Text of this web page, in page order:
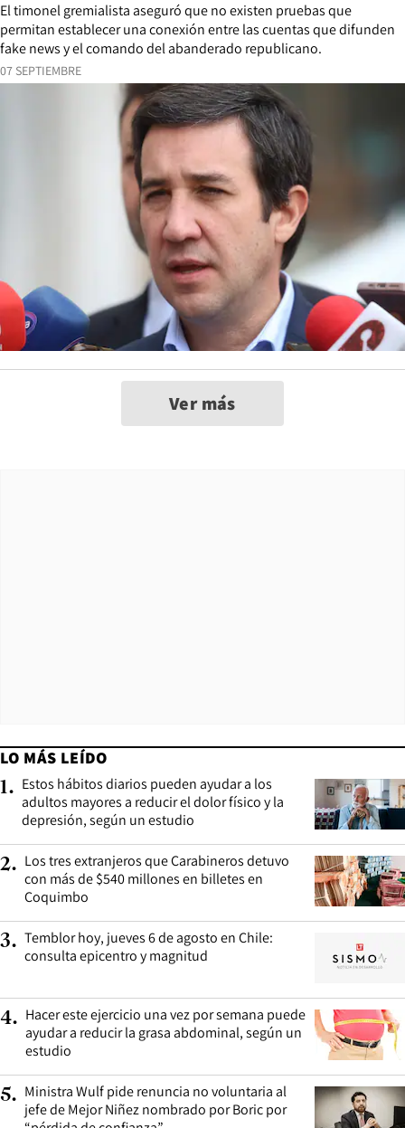
07 SEPTIEMBRE
El timonel gremialista aseguró que no existen pruebas que
permitan establecer una conexión entre las cuentas que difunden
fake news y el comando del abanderado republicano.
Ver más
LO MÁS LEÍDO
1. Estos hábitos diarios pueden ayudar a los
adultos mayores a reducir el dolor físico y la
depresión, según un estudio
2. Los tres extranjeros que Carabineros detuvo
con más de $540 millones en billetes en
Coquimbo
3. Temblor hoy, jueves 6 de agosto en Chile:
consulta epicentro y magnitud
4. Hacer este ejercicio una vez por semana puede
ayudar a reducir la grasa abdominal, según un
estudio
5. Ministra Wulf pide renuncia no voluntaria al
jefe de Mejor Niñez nombrado por Boric por